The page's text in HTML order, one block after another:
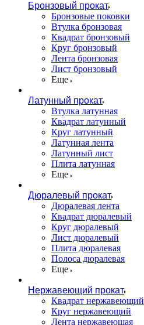
Бронзовый прокат
Бронзовые поковки
Втулка бронзовая
Квадрат бронзовый
Круг бронзовый
Лента бронзовая
Лист бронзовый
Еще
Латунный прокат
Втулка латунная
Квадрат латунный
Круг латунный
Латунная лента
Латунный лист
Плита латунная
Еще
Дюралевый прокат
Дюралевая лента
Квадрат дюралевый
Круг дюралевый
Лист дюралевый
Плита дюралевая
Полоса дюралевая
Еще
Нержавеющий прокат
Квадрат нержавеющий
Круг нержавеющий
Лента нержавеющая